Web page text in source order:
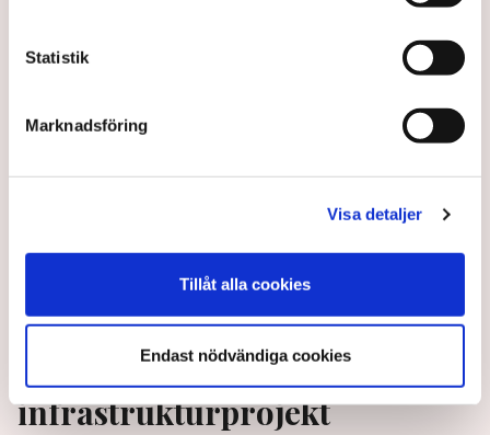
Statistik
Marknadsföring
Visa detaljer
Tillåt alla cookies
Endast nödvändiga cookies
3 years ago |
EU stöttar inför svenska
infrastrukturprojekt